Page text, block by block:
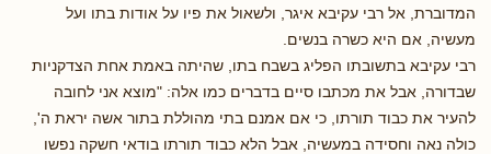
המדוברת, אל רבי עקיבא איגר, ולשאול את פיו על אודות בתו ועל
מעשיה, אם היא כשרה בנשים.
רבי עקיבא בתשובתו הפליג בשבח בתו, שהיתה באמת אחת הצדקניות
שבדורה, אבל את מכתבו סיים בדברים כמו אלה: "מוצא אני לחובה
להעיר את כבוד תורתו, כי אם אמנם בתי מהוללת בתור אשה יראת ה',
כולה נאה וחסידה במעשיה, אבל הלא כבוד תורתו בודאי חשקה נפשו